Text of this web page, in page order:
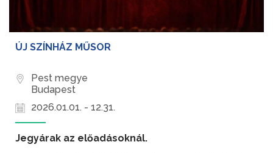
ÚJ SZÍNHÁZ MŰSOR
Pest megye
Budapest
2026.01.01. - 12.31.
Jegyárak az előadásoknál.